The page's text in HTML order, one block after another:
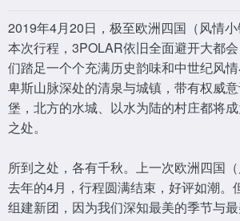
2019年4月20日，极至欧洲四国（风情小
本次行程，3POLAR依旧全面避开大都
们踏足一个个充满历史韵味和中世纪风
卑斯山脉深处的清泉与城镇，带有权威
堡，北方的水城、以水为陆的村庄都将
之处。
所到之处，各有千秋。上一次欧洲四国
去年的4月，行程圆满结束，好评如潮。
组建新团，因为我们深知最美的季节与